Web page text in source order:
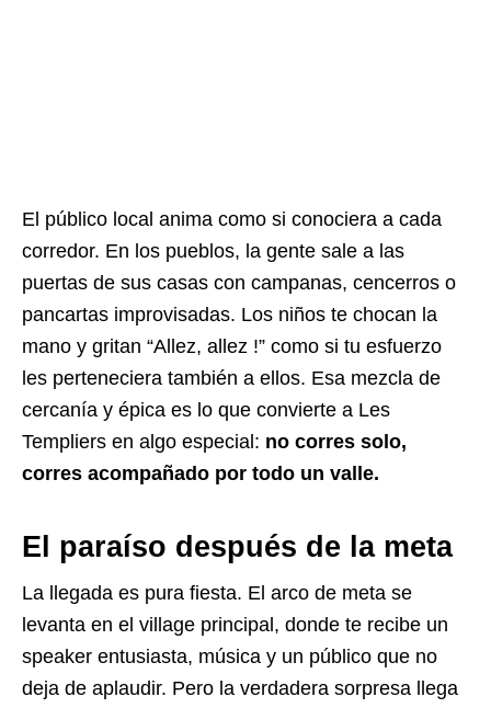
El público local anima como si conociera a cada
corredor. En los pueblos, la gente sale a las
puertas de sus casas con campanas, cencerros o
pancartas improvisadas. Los niños te chocan la
mano y gritan “Allez, allez !” como si tu esfuerzo
les perteneciera también a ellos. Esa mezcla de
cercanía y épica es lo que convierte a Les
Templiers en algo especial: no corres solo,
corres acompañado por todo un valle.
El paraíso después de la meta
La llegada es pura fiesta. El arco de meta se
levanta en el village principal, donde te recibe un
speaker entusiasta, música y un público que no
deja de aplaudir. Pero la verdadera sorpresa llega